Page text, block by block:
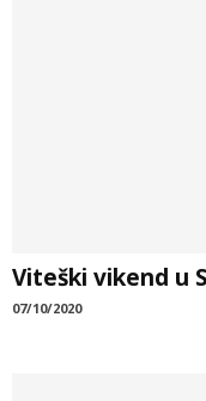
Viteški vikend u
07/10/2020